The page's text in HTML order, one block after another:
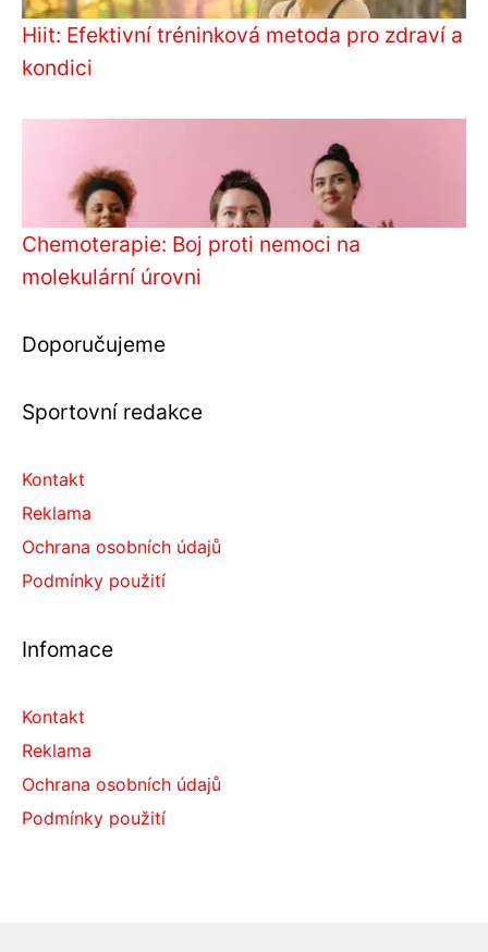
Hiit: Efektivní tréninková metoda pro zdraví a
kondici
Chemoterapie: Boj proti nemoci na
molekulární úrovni
Doporučujeme
Sportovní redakce
Kontakt
Reklama
Ochrana osobních údajů
Podmínky použití
Infomace
Kontakt
Reklama
Ochrana osobních údajů
Podmínky použití